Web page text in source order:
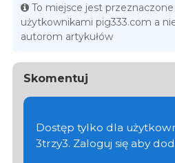
To miejsce jest
użytkownikami pig333.com a
autorom artykułów
Skomentuj
Dostęp tylko dla
3trzy3. Zaloguj się aby